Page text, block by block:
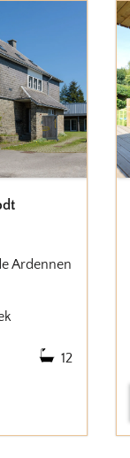
Ardennen
12